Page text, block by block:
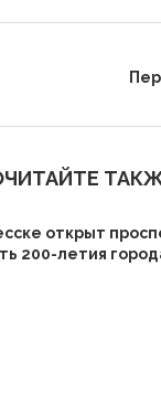
открыт
200-летия